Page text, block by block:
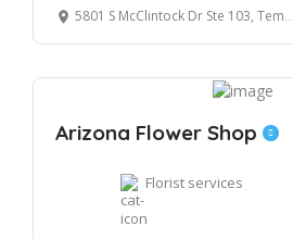
5801 S McClintock Dr Ste 103, Tempe, AZ 85283, Estados Unidos
Arizona Flower Shop
Florist services